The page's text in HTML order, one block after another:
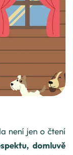
není jen o čtení
domluvě